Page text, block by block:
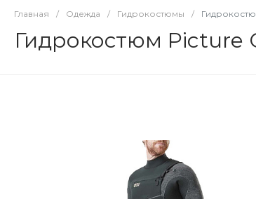
Главная / Одежда / Гидрокостюмы /
Гидрокостюм Picture